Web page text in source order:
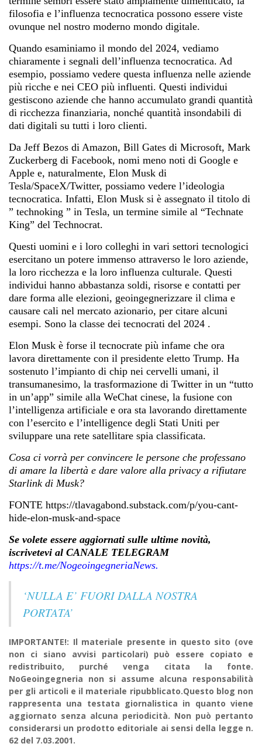
filosofia e l’influenza tecnocratica possono essere viste
ovunque nel nostro moderno mondo digitale.
Quando esaminiamo il mondo del 2024, vediamo
chiaramente i segnali dell’influenza tecnocratica. Ad
esempio, possiamo vedere questa influenza nelle aziende
più ricche e nei CEO più influenti. Questi individui
gestiscono aziende che hanno accumulato grandi quantità
di ricchezza finanziaria, nonché quantità insondabili di
dati digitali su tutti i loro clienti.
Da Jeff Bezos di Amazon, Bill Gates di Microsoft, Mark
Zuckerberg di Facebook, nomi meno noti di Google e
Apple e, naturalmente, Elon Musk di
Tesla/SpaceX/Twitter, possiamo vedere l’ideologia
tecnocratica. Infatti, Elon Musk si è assegnato il titolo di
” technoking ” in Tesla, un termine simile al “Technate
King” del Technocrat.
Questi uomini e i loro colleghi in vari settori tecnologici
esercitano un potere immenso attraverso le loro aziende,
la loro ricchezza e la loro influenza culturale. Questi
individui hanno abbastanza soldi, risorse e contatti per
dare forma alle elezioni, geoingegnerizzare il clima e
causare cali nel mercato azionario, per citare alcuni
esempi. Sono la classe dei tecnocrati del 2024 .
Elon Musk è forse il tecnocrate più infame che ora
lavora direttamente con il presidente eletto Trump. Ha
sostenuto l’impianto di chip nei cervelli umani, il
transumanesimo, la trasformazione di Twitter in un “tutto
in un’app” simile alla WeChat cinese, la fusione con
l’intelligenza artificiale e ora sta lavorando direttamente
con l’esercito e l’intelligence degli Stati Uniti per
sviluppare una rete satellitare spia classificata.
Cosa ci vorrà per convincere le persone che professano
di amare la libertà e dare valore alla privacy a rifiutare
Starlink di Musk?
FONTE https://tlavagabond.substack.com/p/you-cant-
hide-elon-musk-and-space
Se volete essere aggiornati sulle ultime novità,
iscrivetevi al CANALE TELEGRAM
https://t.me/NogeoingegneriaNews.
‘NULLA E’ FUORI DALLA NOSTRA
PORTATA’
IMPORTANTE!: Il materiale presente in questo sito (ove
non ci siano avvisi particolari) può essere copiato e
redistribuito, purché venga citata la fonte.
NoGeoingegneria non si assume alcuna responsabilità
per gli articoli e il materiale ripubblicato.Questo blog non
rappresenta una testata giornalistica in quanto viene
aggiornato senza alcuna periodicità. Non può pertanto
considerarsi un prodotto editoriale ai sensi della legge n.
62 del 7.03.2001.